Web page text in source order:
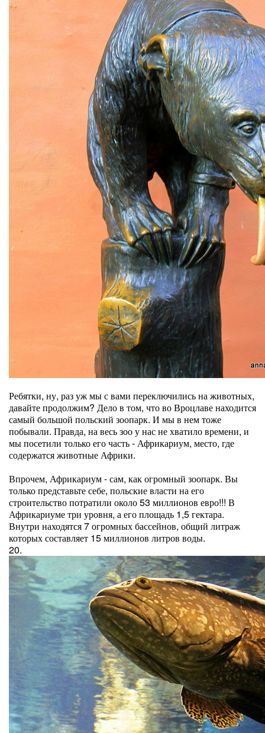
Ребятки, ну, раз уж мы с вами переключились на животных,
давайте продолжим? Дело в том, что во Вроцлаве находится
самый большой польский зоопарк. И мы в нем тоже
побывали. Правда, на весь зоо у нас не хватило времени, и
мы посетили только его часть - Африкариум, место, где
содержатся животные Африки.
Впрочем, Африкариум - сам, как огромный зоопарк. Вы
только представьте себе, польские власти на его
строительство потратили около 53 миллионов евро!!! В
Африкариуме три уровня, а его площадь 1,5 гектара.
Внутри находятся 7 огромных бассейнов, общий литраж
которых составляет 15 миллионов литров воды.
20.